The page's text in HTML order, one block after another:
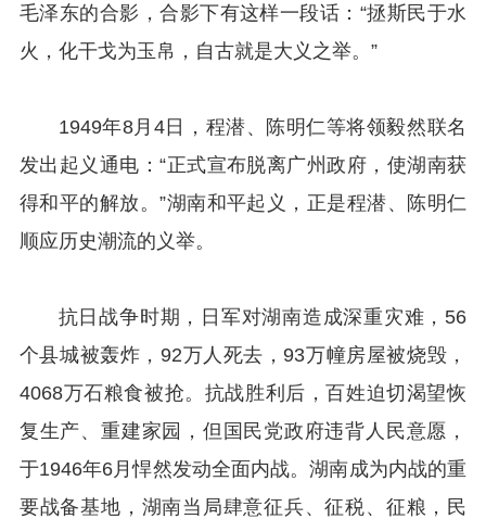
毛泽东的合影，合影下有这样一段话：“拯斯民于水
火，化干戈为玉帛，自古就是大义之举。”
1949年8月4日，程潜、陈明仁等将领毅然联名
发出起义通电：“正式宣布脱离广州政府，使湖南获
得和平的解放。”湖南和平起义，正是程潜、陈明仁
顺应历史潮流的义举。
抗日战争时期，日军对湖南造成深重灾难，56
个县城被轰炸，92万人死去，93万幢房屋被烧毁，
4068万石粮食被抢。抗战胜利后，百姓迫切渴望恢
复生产、重建家园，但国民党政府违背人民意愿，
于1946年6月悍然发动全面内战。湖南成为内战的重
要战备基地，湖南当局肆意征兵、征税、征粮，民